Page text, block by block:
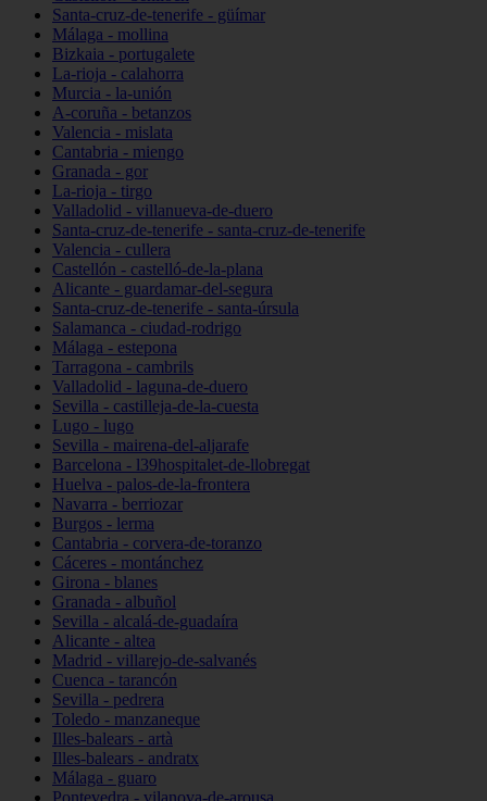
Santa-cruz-de-tenerife - güímar
Málaga - mollina
Bizkaia - portugalete
La-rioja - calahorra
Murcia - la-unión
A-coruña - betanzos
Valencia - mislata
Cantabria - miengo
Granada - gor
La-rioja - tirgo
Valladolid - villanueva-de-duero
Santa-cruz-de-tenerife - santa-cruz-de-tenerife
Valencia - cullera
Castellón - castelló-de-la-plana
Alicante - guardamar-del-segura
Santa-cruz-de-tenerife - santa-úrsula
Salamanca - ciudad-rodrigo
Málaga - estepona
Tarragona - cambrils
Valladolid - laguna-de-duero
Sevilla - castilleja-de-la-cuesta
Lugo - lugo
Sevilla - mairena-del-aljarafe
Barcelona - l39hospitalet-de-llobregat
Huelva - palos-de-la-frontera
Navarra - berriozar
Burgos - lerma
Cantabria - corvera-de-toranzo
Cáceres - montánchez
Girona - blanes
Granada - albuñol
Sevilla - alcalá-de-guadaíra
Alicante - altea
Madrid - villarejo-de-salvanés
Cuenca - tarancón
Sevilla - pedrera
Toledo - manzaneque
Illes-balears - artà
Illes-balears - andratx
Málaga - guaro
Pontevedra - vilanova-de-arousa